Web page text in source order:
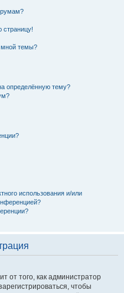
страницу!
мной темы?
определённую тему?
использования и/или
от того, как администратор
чтобы